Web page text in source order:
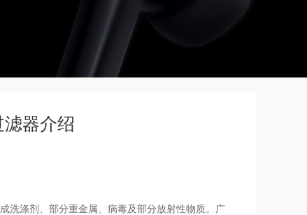
器介绍
洗涤剂、部分重金属、病毒及部分放射性物质。广